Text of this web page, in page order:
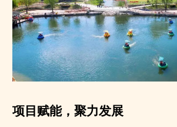
项目赋能，聚力发展